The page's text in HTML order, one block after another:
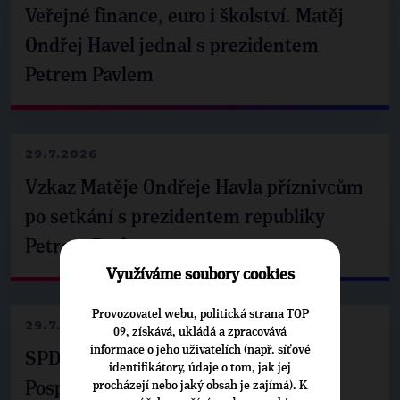
Veřejné finance, euro i školství. Matěj
Ondřej Havel jednal s prezidentem
Petrem Pavlem
29.7.2026
Vzkaz Matěje Ondřeje Havla příznivcům
po setkání s prezidentem republiky
Petrem Pavlem
29.7.2026
SPD už není ve zprávě o extremismu.
Pospíšil: Je tu pachuť
Využíváme soubory cookies
Provozovatel webu, politická strana TOP
09, získává, ukládá a zpracovává
informace o jeho uživatelích (např. síťové
identifikátory, údaje o tom, jak jej
procházejí nebo jaký obsah je zajímá). K